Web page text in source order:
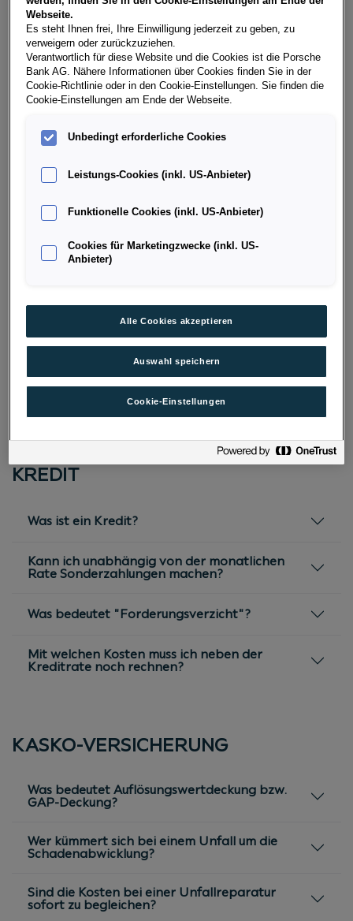
Welche Vorteile bietet das ePostfach?
Wie können Sie sich in Ihr ePostfach
einloggen?
RESTWERT LEASING
Wie ist das mit den Restwerten der
Kann ich den Vertrag jederzeit kündigen?
Leasingvertrag zu Ende ist?
Was passiert, wenn sich der Zinsmarkt
KREDIT
Was ist ein Kredit?
Kann ich unabhängig von der monatlichen
Rate Sonderzahlungen machen?
Was bedeutet "Forderungsverzicht"?
Mit welchen Kosten muss ich neben der
Kreditrate noch rechnen?
KASKO-VERSICHERUNG
Was bedeutet Auflösungswertdeckung bzw.
GAP-Deckung?
Wer kümmert sich bei einem Unfall um die
Schadenabwicklung?
Sind die Kosten bei einer Unfallreparatur
sofort zu begleichen?
Webseite.
Es steht Ihnen frei, Ihre Einwilligung jederzeit zu geben, zu
verweigern oder zurückzuziehen.
Verantwortlich für diese Website und die Cookies ist die Porsche
Bank AG. Nähere Informationen über Cookies finden Sie in der
Cookie-Richtlinie oder in den Cookie-Einstellungen. Sie finden die
Cookie-Einstellungen am Ende der Webseite.
Unbedingt erforderliche Cookies
Leistungs-Cookies (inkl. US-Anbieter)
Funktionelle Cookies (inkl. US-Anbieter)
Cookies für Marketingzwecke (inkl. US-
Anbieter)
Alle Cookies akzeptieren
Auswahl speichern
Cookie-Einstellungen